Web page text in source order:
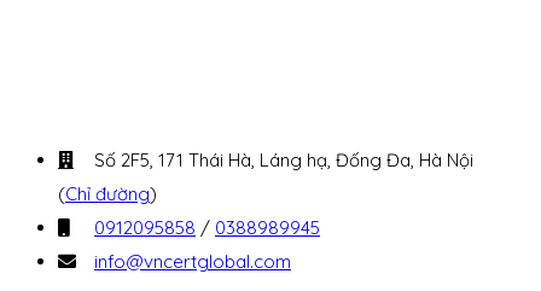
Số 2F5, 171 Thái Hà, Láng hạ, Đống Đa, Hà Nội
(Chỉ đường)
0912095858 / 0388989945
info@vncertglobal.com